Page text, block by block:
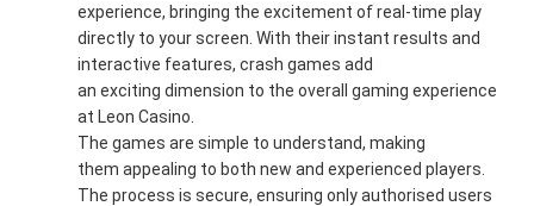
experience, bringing the excitement of real-time play
directly to your screen. With their instant results and
interactive features, crash games add
an exciting dimension to the overall gaming experience
at Leon Casino.
The games are simple to understand, making
them appealing to both new and experienced players.
The process is secure, ensuring only authorised users